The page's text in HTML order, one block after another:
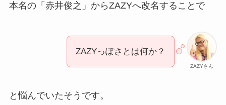
本名の「赤井俊之」からZAZYへ改名することで
ZAZYさん
ZAZYっぽさとは何か？
と悩んでいたそうです。